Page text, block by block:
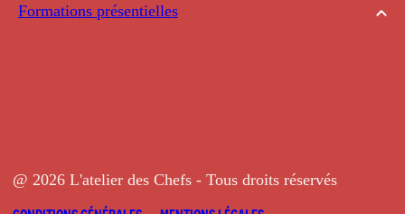
Formations présentielles
@ 2026 L'atelier des Chefs - Tous droits réservés